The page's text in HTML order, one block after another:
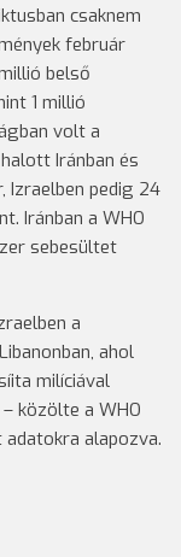
csaknem
február
belső
1 millió
volt a
Iránban és
Izraelben pedig 24
Iránban a WHO
sebesültet
a
ahol
milíciával
közölte a WHO
alapozva.